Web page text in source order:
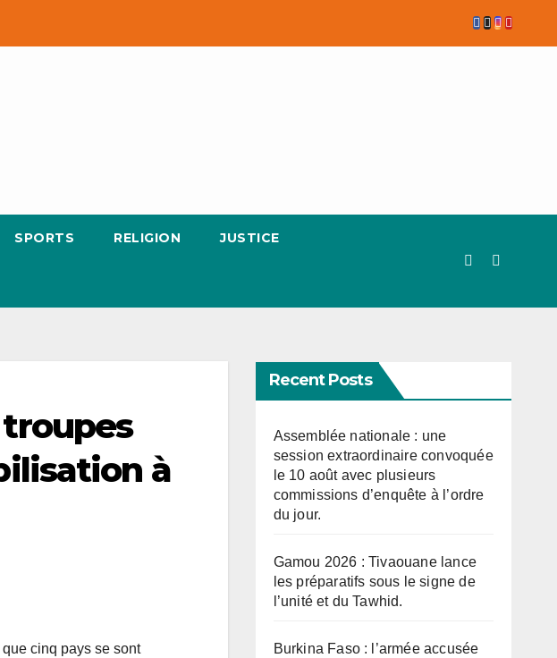
SPORTS RELIGION JUSTICE
à
cinq pays se sont
Recent Posts
Assemblée nationale : une
session extraordinaire convoquée
le 10 août avec plusieurs
commissions d’enquête à l’ordre
du jour.
Gamou 2026 : Tivaouane lance
les préparatifs sous le signe de
l’unité et du Tawhid.
Burkina Faso : l’armée accusée